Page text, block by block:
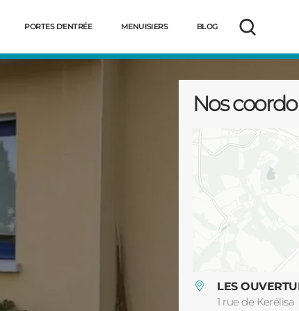
PORTES D'ENTRÉE MENUISIERS BLOG
Nos
LES
1 rue de Kerélisa